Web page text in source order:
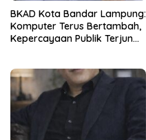
BKAD Kota Bandar Lampung:
Komputer Terus Bertambah,
Kepercayaan Publik Terjun